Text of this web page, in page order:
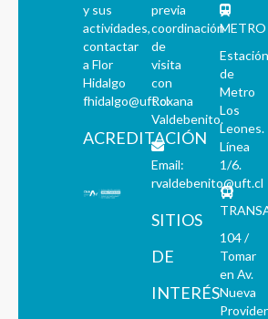
y sus
actividades,
contactar
a Flor
Hidalgo
fhidalgo@uft.cl
ACREDITACIÓN
previa
coordinación
de
visita
con
Roxana
Valdebenito.
Email:
rvaldebenito@uft.cl
SITIOS
DE
INTERÉS
METRO
Estación
de
Metro
Los
Leones.
Línea
1/6.
104 /
Tomar
en Av.
Nueva